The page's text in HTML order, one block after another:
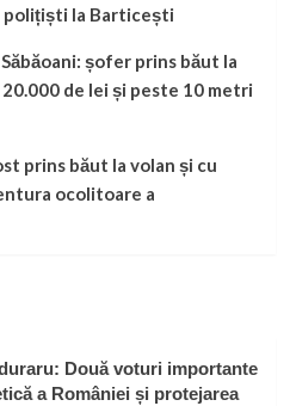
polițiști la Barticești
șofer prins băut la
de lei și peste 10 metri
prins băut la volan și cu
ocolitoare a
Două voturi importante
a României și protejarea